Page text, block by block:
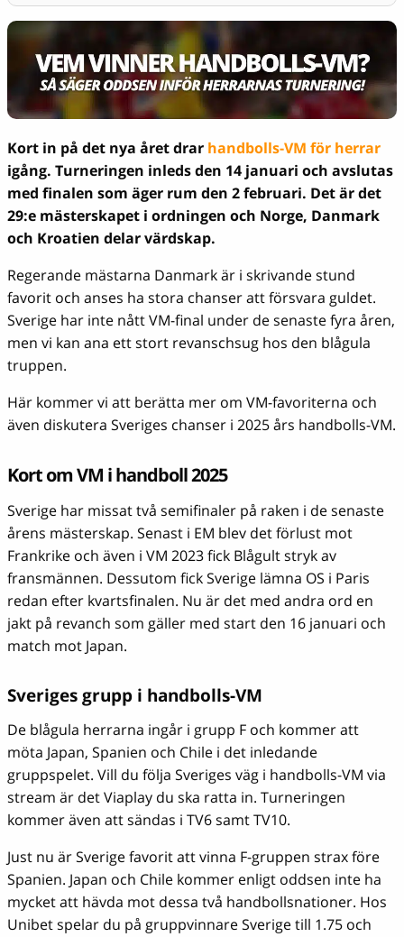
Kort in på det nya året drar handbolls-VM för herrar
igång. Turneringen inleds den 14 januari och avslutas
med finalen som äger rum den 2 februari. Det är det
29:e mästerskapet i ordningen och Norge, Danmark
och Kroatien delar värdskap.
Regerande mästarna Danmark är i skrivande stund
favorit och anses ha stora chanser att försvara guldet.
Sverige har inte nått VM-final under de senaste fyra åren,
men vi kan ana ett stort revanschsug hos den blågula
truppen.
Här kommer vi att berätta mer om VM-favoriterna och
även diskutera Sveriges chanser i 2025 års handbolls-VM.
Kort om VM i handboll 2025
Sverige har missat två semifinaler på raken i de senaste
årens mästerskap. Senast i EM blev det förlust mot
Frankrike och även i VM 2023 fick Blågult stryk av
fransmännen. Dessutom fick Sverige lämna OS i Paris
redan efter kvartsfinalen. Nu är det med andra ord en
jakt på revanch som gäller med start den 16 januari och
match mot Japan.
Sveriges grupp i handbolls-VM
De blågula herrarna ingår i grupp F och kommer att
möta Japan, Spanien och Chile i det inledande
gruppspelet. Vill du följa Sveriges väg i handbolls-VM via
stream är det Viaplay du ska ratta in. Turneringen
kommer även att sändas i TV6 samt TV10.
Just nu är Sverige favorit att vinna F-gruppen strax före
Spanien. Japan och Chile kommer enligt oddsen inte ha
mycket att hävda mot dessa två handbollsnationer. Hos
Unibet spelar du på gruppvinnare Sverige till 1.75 och